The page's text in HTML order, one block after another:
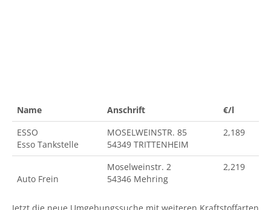
Name Anschrift
€/l
ESSO
Esso Tankstelle
MOSELWEINSTR. 85
54349 TRITTENHEIM
2,189
Auto Frein
Moselweinstr. 2
54346 Mehring
2,219